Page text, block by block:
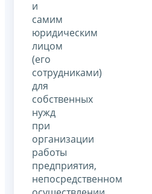
и
самим
юридическим
лицом
(его
сотрудниками)
для
собственных
нужд
при
организации
работы
предприятия,
непосредственном